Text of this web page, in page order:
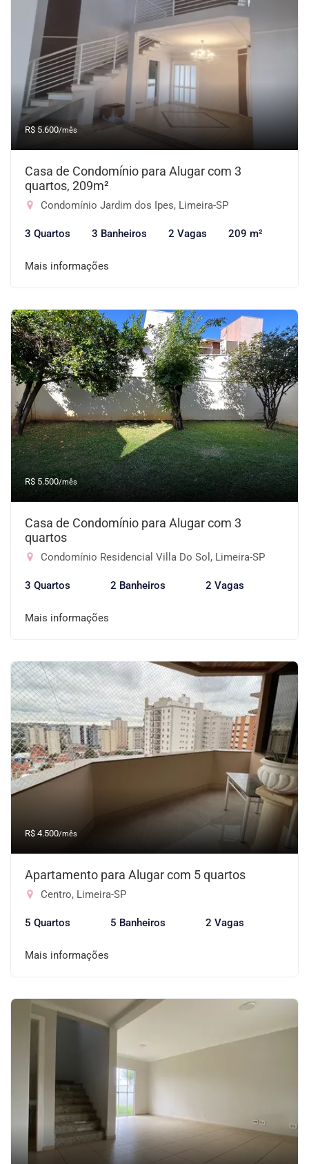
R$ 5.600/mês
Casa de Condomínio para Alugar com 3
quartos, 209m²
Condomínio Jardim dos Ipes, Limeira-SP
3 Quartos 3 Banheiros 2 Vagas 209 m²
Mais informações
R$ 5.500/mês
Casa de Condomínio para Alugar com 3
quartos
Condomínio Residencial Villa Do Sol, Limeira-SP
3 Quartos 2 Banheiros 2 Vagas
Mais informações
R$ 4.500/mês
Apartamento para Alugar com 5 quartos
Centro, Limeira-SP
5 Quartos 5 Banheiros 2 Vagas
Mais informações